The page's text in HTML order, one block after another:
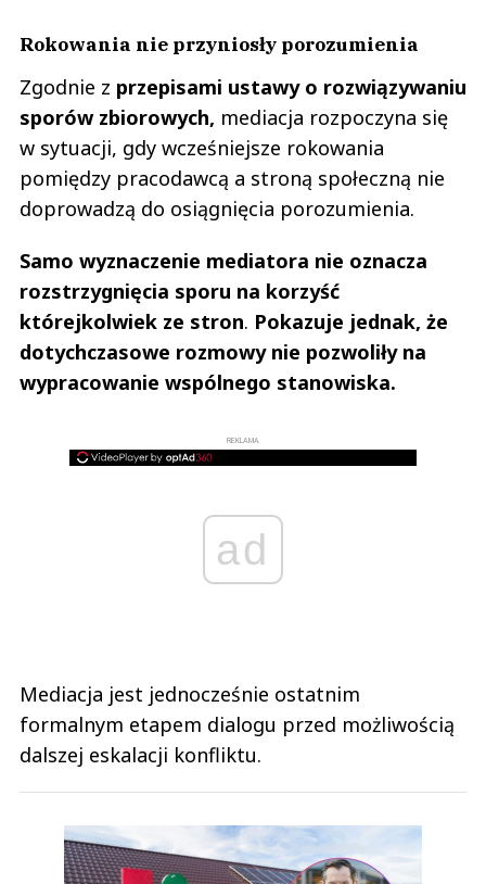
Rokowania nie przyniosły porozumienia
Zgodnie z przepisami ustawy o rozwiązywaniu
sporów zbiorowych, mediacja rozpoczyna się
w sytuacji, gdy wcześniejsze rokowania
pomiędzy pracodawcą a stroną społeczną nie
doprowadzą do osiągnięcia porozumienia.
Samo wyznaczenie mediatora nie oznacza
rozstrzygnięcia sporu na korzyść
którejkolwiek ze stron. Pokazuje jednak, że
dotychczasowe rozmowy nie pozwoliły na
wypracowanie wspólnego stanowiska.
REKLAMA
ad
Mediacja jest jednocześnie ostatnim
formalnym etapem dialogu przed możliwością
dalszej eskalacji konfliktu.